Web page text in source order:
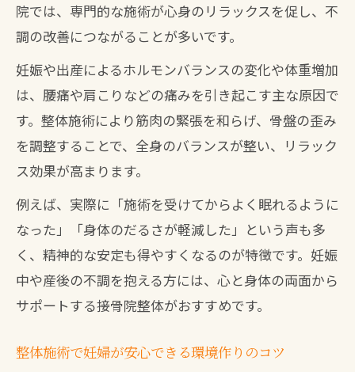
院では、専門的な施術が心身のリラックスを促し、不
調の改善につながることが多いです。
妊娠や出産によるホルモンバランスの変化や体重増加
は、腰痛や肩こりなどの痛みを引き起こす主な原因で
す。整体施術により筋肉の緊張を和らげ、骨盤の歪み
を調整することで、全身のバランスが整い、リラック
ス効果が高まります。
例えば、実際に「施術を受けてからよく眠れるように
なった」「身体のだるさが軽減した」という声も多
く、精神的な安定も得やすくなるのが特徴です。妊娠
中や産後の不調を抱える方には、心と身体の両面から
サポートする接骨院整体がおすすめです。
整体施術で妊婦が安心できる環境作りのコツ